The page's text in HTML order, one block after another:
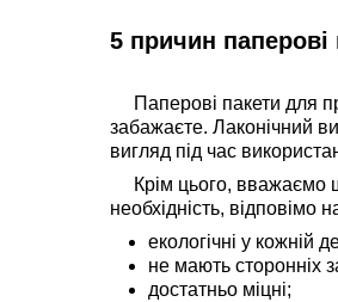
5 причин паперові
Паперові пакети для
забажаєте. Лаконічний
вигляд під час
Крім цього, вважаємо
необхідність,
екологічні у кожній
не мають сторонніх
достатньо міцні;